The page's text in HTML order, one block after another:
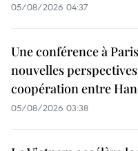
05/08/2026 04:37
Une conférence à
nouvelles
coopération entre
05/08/2026 03:38